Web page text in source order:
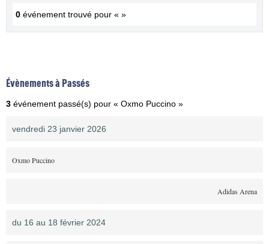
0 événement trouvé pour « »
Évènements à Passés
3 événement passé(s) pour « Oxmo Puccino »
vendredi 23 janvier 2026
Oxmo Puccino
Adidas Arena
du 16 au 18 février 2024